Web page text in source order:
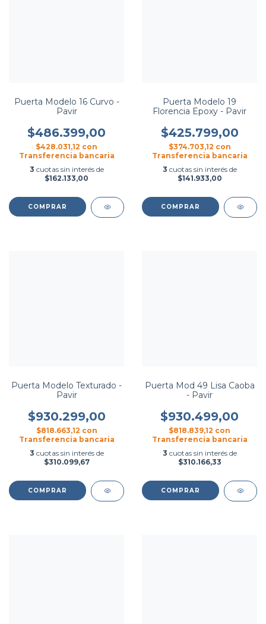
Puerta Modelo 16 Curvo -
Pavir
$486.399,00
$428.031,12 con
Transferencia bancaria
3 cuotas sin interés de
$162.133,00
COMPRAR
Puerta Modelo 19
Florencia Epoxy - Pavir
$425.799,00
$374.703,12 con
Transferencia bancaria
3 cuotas sin interés de
$141.933,00
COMPRAR
Puerta Modelo Texturado -
Pavir
$930.299,00
$818.663,12 con
Transferencia bancaria
3 cuotas sin interés de
$310.099,67
COMPRAR
Puerta Mod 49 Lisa Caoba
- Pavir
$930.499,00
$818.839,12 con
Transferencia bancaria
3 cuotas sin interés de
$310.166,33
COMPRAR